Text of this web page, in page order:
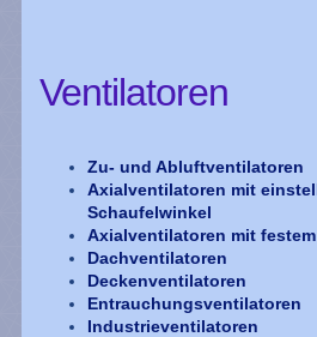
Ventilatoren
Zu- und Abluftventilatoren
Axialventilatoren mit
Schaufelwinkel
Axialventilatoren mit festem
Dachventilatoren
Deckenventilatoren
Entrauchungsventilatoren
Industrieventilatoren